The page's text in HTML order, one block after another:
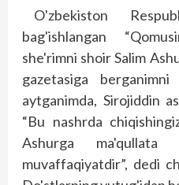
O'zbekiston
bag'ishlangan
she'rimni shoir Salim
gazetasiga
aytganimda, Sirojiddin
“Bu nashrda
Ashurga
muvaffaqiyatdir”, dedi